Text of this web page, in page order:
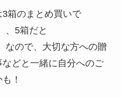
箱のまとめ買いで
、5箱だと
なので、大切な方への贈
どと一緒に自分へのご
！